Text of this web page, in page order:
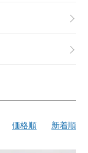
価格順 新着順